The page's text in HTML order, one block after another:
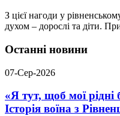
З цієї нагоди у
духом – дорослі та діти.
Останні новини
07-Сер-2026
«Я тут, щоб мої
Історія воїна з